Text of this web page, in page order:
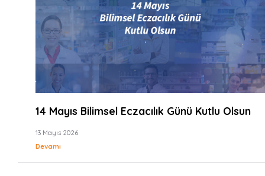
14 Mayıs Bilimsel Eczacılık Günü Kutlu Olsun
13 Mayıs 2026
Devamı